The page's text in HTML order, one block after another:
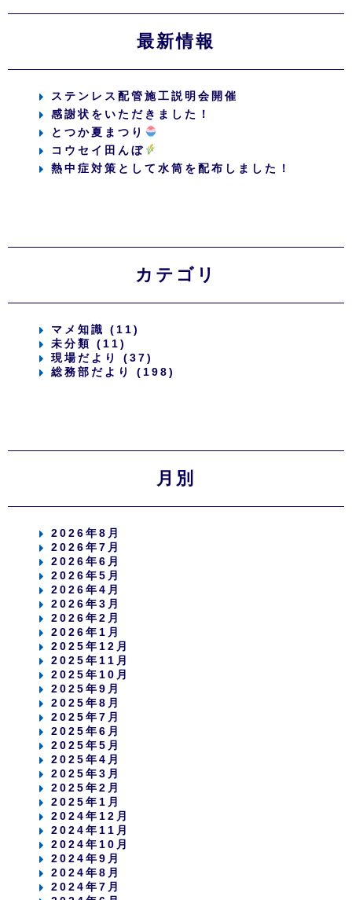
最新情報
ステンレス配管施工説明会開催
感謝状をいただきました！
とつか夏まつり
コウセイ田んぼ
熱中症対策として水筒を配布しました！
カテゴリ
マメ知識 (11)
未分類 (11)
現場だより (37)
総務部だより (198)
月別
2026年8月
2026年7月
2026年6月
2026年5月
2026年4月
2026年3月
2026年2月
2026年1月
2025年12月
2025年11月
2025年10月
2025年9月
2025年8月
2025年7月
2025年6月
2025年5月
2025年4月
2025年3月
2025年2月
2025年1月
2024年12月
2024年11月
2024年10月
2024年9月
2024年8月
2024年7月